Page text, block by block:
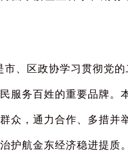
、区政协学习贯彻党的
服务百姓的重要品牌。
众，通力合作、多措并
护航金东经济稳进提质。